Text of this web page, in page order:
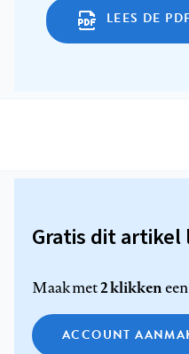
LEES DE
Gratis dit artikel
Maak met2 klikken
ACCOUNT